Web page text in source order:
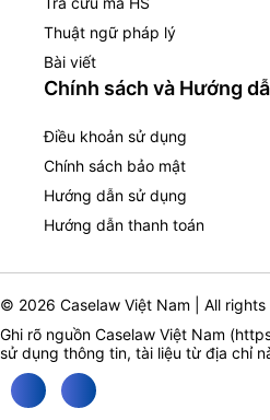
Thuật ngữ pháp lý
Bài viết
Chính sách và Hướng
Điều khoản sử dụng
Chính sách bảo mật
Hướng dẫn sử dụng
Hướng dẫn thanh toán
© 2026 Caselaw Việt Nam | All rights
Ghi rõ nguồn Caselaw Việt Nam (
sử dụng thông tin, tài liệu từ địa chỉ